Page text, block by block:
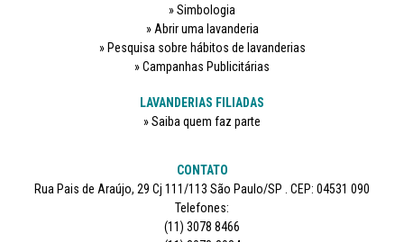
Simbologia
Abrir uma lavanderia
Pesquisa sobre hábitos de lavanderias
Campanhas Publicitárias
LAVANDERIAS FILIADAS
Saiba quem faz parte
CONTATO
Rua Pais de Araújo, 29 Cj 111/113 São Paulo/SP . CEP: 04531 090
Telefones:
(11) 3078 8466